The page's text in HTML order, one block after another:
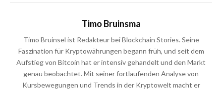
Timo Bruinsma
Timo Bruinsel ist Redakteur bei Blockchain Stories. Seine
Faszination für Kryptowährungen begann früh, und seit dem
Aufstieg von Bitcoin hat er intensiv gehandelt und den Markt
genau beobachtet. Mit seiner fortlaufenden Analyse von
Kursbewegungen und Trends in der Kryptowelt macht er